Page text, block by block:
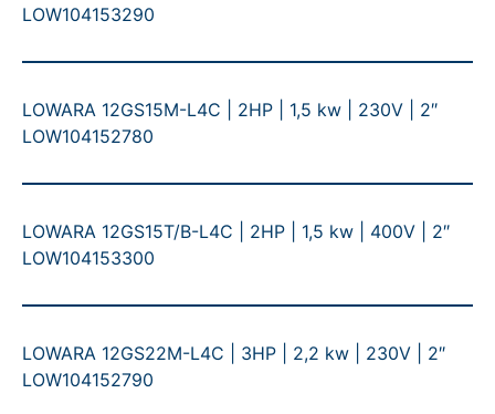
LOW104153290
LOWARA 12GS15M-L4C | 2HP | 1,5 kw | 230V | 2″
LOW104152780
LOWARA 12GS15T/B-L4C | 2HP | 1,5 kw | 400V | 2″
LOW104153300
LOWARA 12GS22M-L4C | 3HP | 2,2 kw | 230V | 2″
LOW104152790